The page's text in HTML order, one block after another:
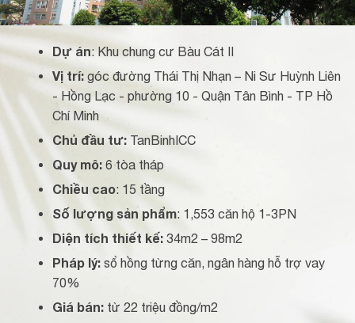
Dự án: Khu chung cư Bàu Cát II
Vị trí:góc đường Thái Thị Nhạn – Ni Sư Huỳnh Liên
- Hồng Lạc - phường 10 - Quận Tân Bình - TP Hồ
Chí Minh
Chủ đầu tư:TanBinhICC
Quy mô:6 tòa tháp
Chiều cao: 15 tầng
Số lượng sản phẩm: 1,553 căn hộ 1-3PN
Diện tích thiết kế:34m2 – 98m2
Pháp lý:sổ hồng từng căn, ngân hàng hỗ trợ vay
70%
Giá bán:từ 22 triệu đồng/m2